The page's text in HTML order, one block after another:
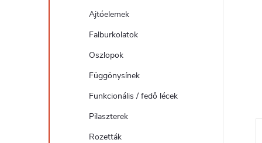
Ajtóelemek
Falburkolatok
Oszlopok
Függönysínek
Funkcionális / fedő lécek
Pilaszterek
Rozetták